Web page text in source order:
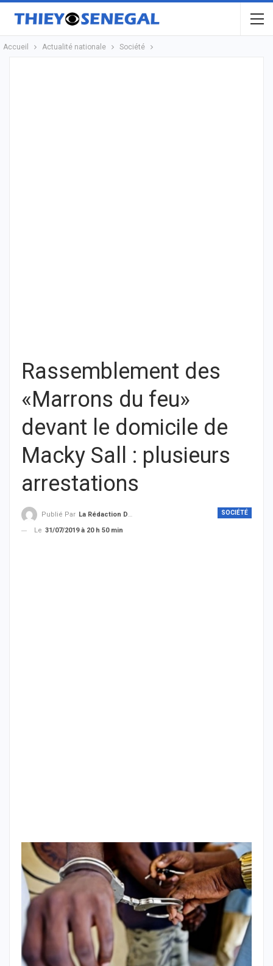
Accueil Actualité nationale Société
Rassemblement des
«Marrons du feu»
devant le domicile de
Macky Sall : plusieurs
arrestations
SOCIÉTÉ
Publié Par La Rédaction De THIEYSENEGAL.com
Le 31/07/2019 à 20 h 50 min